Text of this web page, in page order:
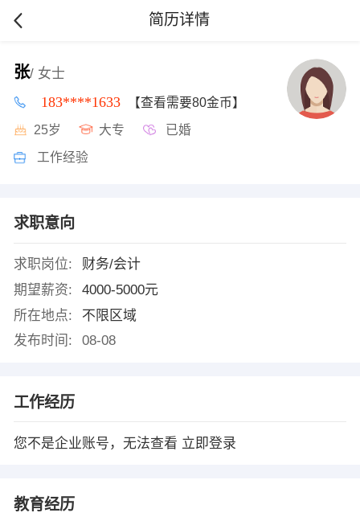
简历详情
张/ 女士
183****1633 【查看需要80金币】
25岁 大专 已婚
工作经验
求职意向
求职岗位:
财务/会计
期望薪资:
4000-5000元
所在地点:
不限区域
发布时间:
08-08
工作经历
您不是企业账号，无法查看 立即登录
教育经历